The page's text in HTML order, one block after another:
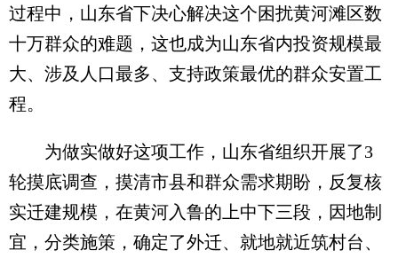
过程中，山东省下决心解决这个困扰黄河滩区数
十万群众的难题，这也成为山东省内投资规模最
大、涉及人口最多、支持政策最优的群众安置工
程。
为做实做好这项工作，山东省组织开展了3
轮摸底调查，摸清市县和群众需求期盼，反复核
实迁建规模，在黄河入鲁的上中下三段，因地制
宜，分类施策，确定了外迁、就地就近筑村台、